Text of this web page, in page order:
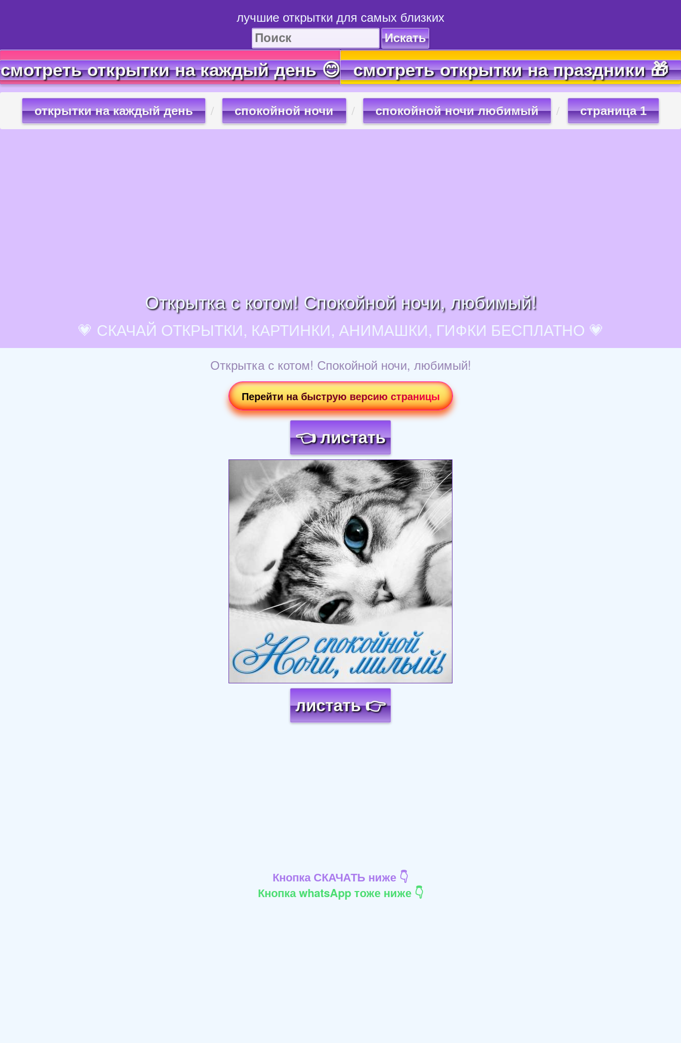
лучшие открытки для самых близких
Искать
смотреть открытки на каждый день 😊 смотреть открытки на праздники 🎁
открытки на каждый день спокойной ночи спокойной ночи любимый страница 1
Открытка с котом! Спокойной ночи, любимый!
💗 СКАЧАЙ ОТКРЫТКИ, КАРТИНКИ, АНИМАШКИ, ГИФКИ БЕСПЛАТНО 💗
Открытка с котом! Спокойной ночи, любимый!
Перейти на быструю версию страницы
👈 листать
Загрузка картинки...
листать 👉
Кнопка СКАЧАТЬ ниже 👇
Кнопка whatsApp тоже ниже 👇